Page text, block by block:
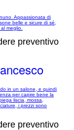
Appassionata di
belle e sicure di sé,
meglio.
preventivo
in un salone, e quindi
per capire bene la
liscia, mossa,
i prezzi sono
preventivo